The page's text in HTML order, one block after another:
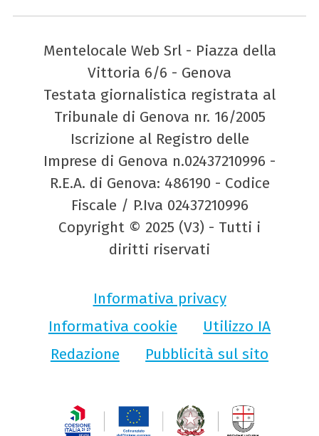
Mentelocale Web Srl - Piazza della
Vittoria 6/6 - Genova
Testata giornalistica registrata al
Tribunale di Genova nr. 16/2005
Iscrizione al Registro delle
Imprese di Genova n.02437210996 -
R.E.A. di Genova: 486190 - Codice
Fiscale / P.Iva 02437210996
Copyright © 2025 (V3) - Tutti i
diritti riservati
Informativa privacy
Informativa cookie
Utilizzo IA
Redazione
Pubblicità sul sito